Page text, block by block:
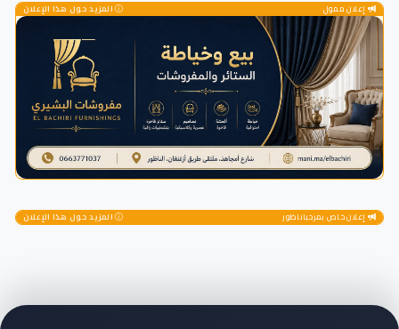
إعلان ممول المزيد حول هذا الإعلان
إعلان خاص بمرحباناظور المزيد حول هذا الإعلان